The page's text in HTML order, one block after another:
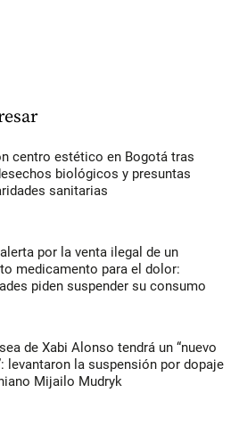
centro estético en Bogotá tras
biológicos y presuntas
sanitarias
por la venta ilegal de un
medicamento para el dolor:
piden suspender su consumo
de Xabi Alonso tendrá un “nuevo
levantaron la suspensión por dopaje
Mijailo Mudryk